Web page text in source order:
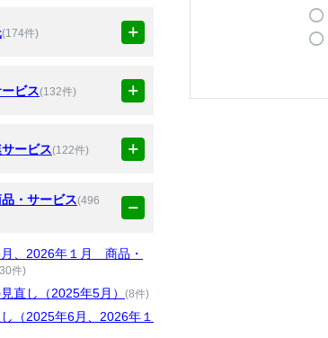
(174件)
ビス(132件)
ービス(122件)
・サービス(496
、2026年１月 商品・
件)
直し（2025年5月） (8件)
（2025年6月、2026年１